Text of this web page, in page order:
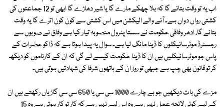
اب یہ تو وقت بتائے گا کہ بلا چھکے مارے گا یا شیر دھاڑے گا ابھی تو 12 جماعتوں کی
کشتی رواں دواں ہے۔ آنے والے الیکشن میں اس کشتی سے کون کون اترے گا یہ وقت
بتائے گا، ادھر وفاقی حکومت نے سستا پٹرول منصوبہ تیار کیا ہے وفاق نے صوبوں سے
رجسٹرڈ موٹرسائیکلوں کا ڈیٹا مانگ لیا ہے۔ سوال یہ پیدا ہوتا ہے کہ ڈاکو حضرات کے
پاس جو موٹرسائیکلیں ہیں ان کا ڈیٹا حکومت کیسے لے گی کہ ان کے کارناموں کو دیکھ
کر تو قانون بھی چپ ہے جبھی تو روز ان کے ہاتھوں شرفا کی شہادتیں ہوتی ہیں۔
مزے کی بات دیکھیں جو بے چارے 1000 سی سی یا 650 سی سی گاڑیاں رکھتے ہیں ان
کے لیے کوئی لائحہ عمل نہیں ہے وہ اس لیے نہیں ہے کہ کار تو کار ہوتی ہے وہ 15